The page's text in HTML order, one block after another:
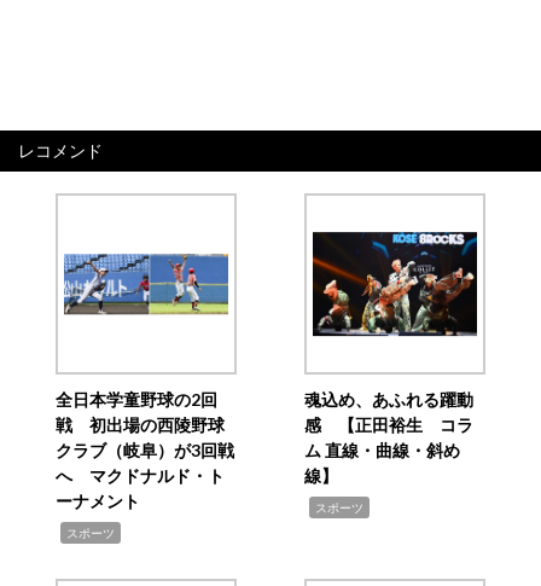
レコメンド
全日本学童野球の2回
戦 初出場の西陵野球
クラブ（岐阜）が3回戦
へ マクドナルド・ト
ーナメント
スポーツ
魂込め、あふれる躍動
感 【正田裕生 コラ
ム 直線・曲線・斜め
線】
スポーツ